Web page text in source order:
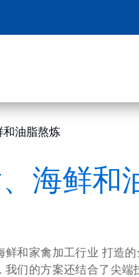
和油脂熬炼
海鲜和
鲜和家禽加工行业 打造
我们的方案还结合了尖